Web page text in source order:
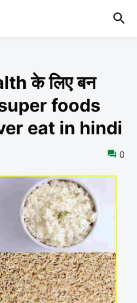
के लिए बन
foods
eat in hindi
0